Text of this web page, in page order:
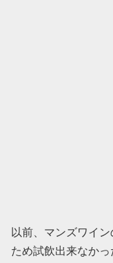
以前、マンズワイ
ため試飲出来なか